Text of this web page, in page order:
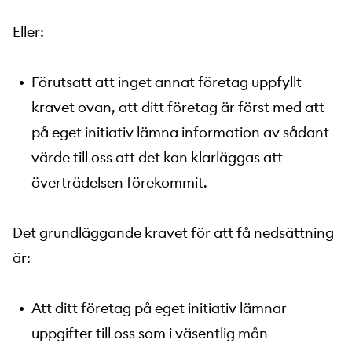
Eller:
Förutsatt att inget annat företag uppfyllt
kravet ovan, att ditt företag är först med att
på eget initiativ lämna information av sådant
värde till oss att det kan klarläggas att
överträdelsen förekommit.
Det grundläggande kravet för att få nedsättning
är:
Att ditt företag på eget initiativ lämnar
uppgifter till oss som i väsentlig mån